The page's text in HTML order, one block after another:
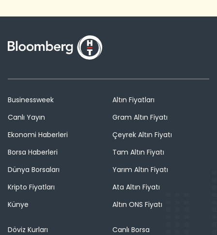
Businessweek
Canlı Yayın
Ekonomi Haberleri
Borsa Haberleri
Dünya Borsaları
Kripto Fiyatları
Künye
Altın Fiyatları
Gram Altın Fiyatı
Çeyrek Altın Fiyatı
Tam Altın Fiyatı
Yarım Altın Fiyatı
Ata Altın Fiyatı
Altın ONS Fiyatı
Döviz Kurları
Canlı Borsa